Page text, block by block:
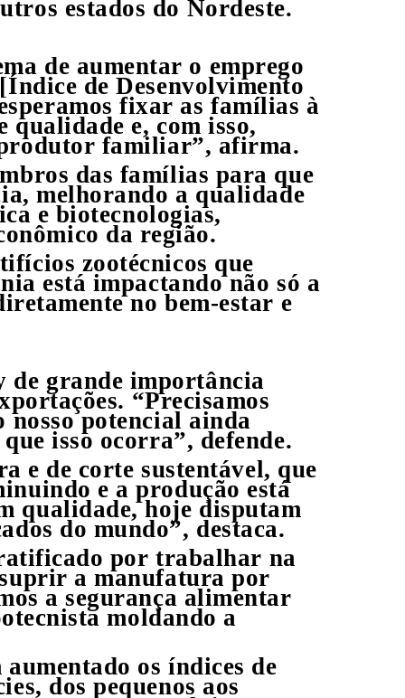
estados do Nordeste.
de aumentar o emprego
de Desenvolvimento
fixar as famílias à
qualidade e, com isso,
familiar”, afirma.
das famílias para que
melhorando a qualidade
e biotecnologias,
da região.
zootécnicos que
está impactando não só a
no bem-estar e
de grande importância
“Precisamos
nosso potencial ainda
isso ocorra”, defende.
e de corte sustentável, que
e a produção está
qualidade, hoje disputam
do mundo”, destaca.
por trabalhar na
suprir a manufatura por
a segurança alimentar
moldando a
os índices de
dos pequenos aos